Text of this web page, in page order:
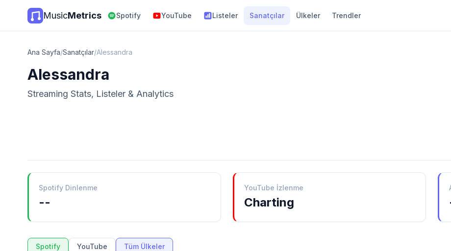
MusicMetrics Spotify YouTube Listeler Sanatçılar Ülkeler Trendler
Ana Sayfa/Sanatçılar/Alessandra
Alessandra
Streaming Stats, Listeler & Analytics
Spotify Dinlenme
--
YouTube İzlenme
Charting
Spotify YouTube Tüm Ülkeler